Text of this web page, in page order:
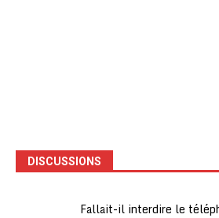
DISCUSSIONS
Fallait-il interdire le